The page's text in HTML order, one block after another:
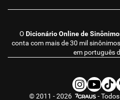
O Dicionário Online de
conta com mais de 30 mil
em português
© 2011 - 2026 -